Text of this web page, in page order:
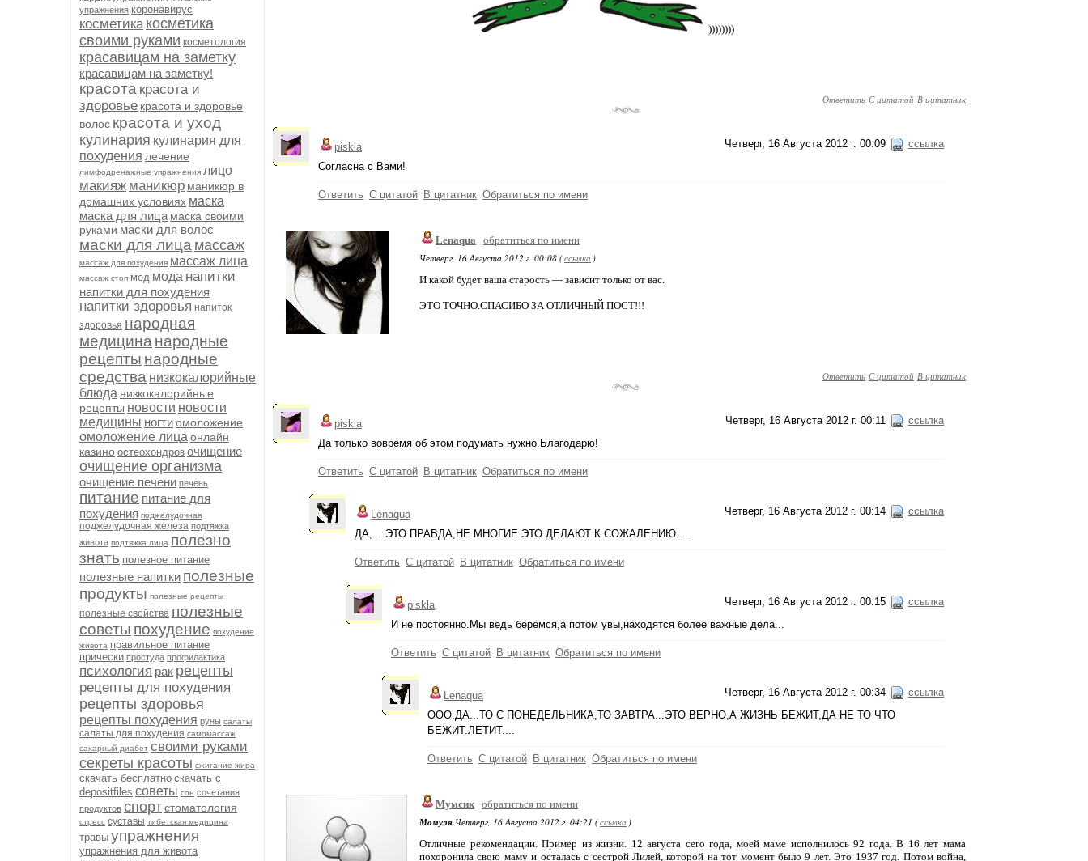
упражнения коронавирус
косметика косметика
своими руками косметология
красавицам на заметку
красавицам на заметку!
красота красота и
здоровье красота и здоровье
волос красота и уход
кулинария кулинария для
похудения лечение
лимфодренажные упражнения лицо
макияж маникюр маникюр в
домашних условиях маска
маска для лица маска своими
руками маски для волос
маски для лица массаж
массаж для похудения массаж лица
массаж стоп мед мода напитки
напитки для похудения
напитки здоровья напиток
здоровья народная
медицина народные
рецепты народные
средства низкокалорийные
блюда низкокалорийные
рецепты новости новости
медицины ногтиомоложение
омоложение лица онлайн
казино остеохондроз очищение
очищение организма
очищение печени печень
питание питание для
похудения поджелудочная
поджелудочная железа подтяжка
живота подтяжка лица полезно
знать полезное питание
полезные напитки полезные
продукты полезные рецепты
полезные свойства полезные
советы похудение похудение
живота правильное питание
прически простуда профилактика
психология рак рецепты
рецепты для похудения
рецепты здоровья
рецепты похудения руны салаты
салаты для похудения самомассаж
сахарный диабет своими руками
секреты красоты сжигание жира
скачать бесплатно скачать с
depositfiles советы сон сочетания
продуктов спортстоматология
стресс суставы тибетская медицина
травы упражнения
упражнения для живота
:))))))))
Ответить С цитатой В цитатник
Четверг, 16 Августа 2012 г. 00:09 ссылка
piskla
Согласна с Вами!
Ответить С цитатой В цитатник Обратиться по имени
Lenaqua
обратиться по имени
Четверг, 16 Августа 2012 г. 00:08 (ссылка )
И какой будет ваша старость — зависит только от вас.
ЭТО ТОЧНО.СПАСИБО ЗА ОТЛИЧНЫЙ ПОСТ!!!
Ответить С цитатой В цитатник
Четверг, 16 Августа 2012 г. 00:11 ссылка
piskla
Да только вовремя об этом подумать нужно.Благодарю!
Ответить С цитатой В цитатник Обратиться по имени
Четверг, 16 Августа 2012 г. 00:14 ссылка
Lenaqua
ДА,....ЭТО ПРАВДА,НЕ МНОГИЕ ЭТО ДЕЛАЮТ К СОЖАЛЕНИЮ....
Ответить С цитатой В цитатник Обратиться по имени
Четверг, 16 Августа 2012 г. 00:15 ссылка
piskla
И не постоянно.Мы ведь беремся,а потом увы,находятся более важные дела...
Ответить С цитатой В цитатник Обратиться по имени
Четверг, 16 Августа 2012 г. 00:34 ссылка
Lenaqua
ООО,ДА...ТО С ПОНЕДЕЛЬНИКА,ТО ЗАВТРА...ЭТО ВЕРНО,А ЖИЗНЬ БЕЖИТ,ДА НЕ ТО ЧТО
БЕЖИТ.ЛЕТИТ....
Ответить С цитатой В цитатник Обратиться по имени
Мумсик обратиться по имени
Мамуля Четверг, 16 Августа 2012 г. 04:21 (ссылка )
Отличные рекомендации. Пример из жизни. 12 августа сего года, моей маме исполнилось 92 года. В 16 лет мама
похоронила свою маму и осталась с сестрой Лилей, которой на тот момент было 9 лет. Это 1937 год. Потом война,